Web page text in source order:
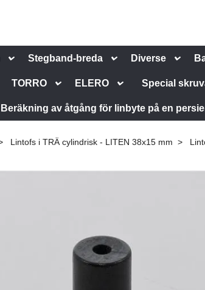
Stegband-breda Diverse
TORRO ELERO Special
Beräkning av åtgång för linbyte på en
Lintofs i TRÄ cylindrisk - LITEN 38x15 mm